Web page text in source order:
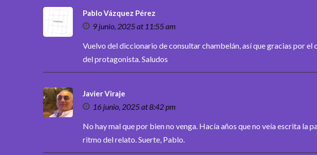
Pablo Vázquez Pérez
9 junio, 2025 at 11:55 am
Vuelvo del diccionario de consultar chambelán, así que gracias por
del protagonista. Saludos
Javier Viraje
16 junio, 2025 at 8:42 pm
No hay mal que por bien no venga. Hacía años que no veía escrita la
ritmo del relato. Suerte, Pablo.